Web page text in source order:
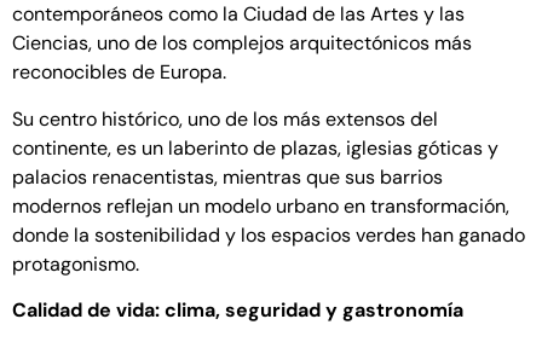
contemporáneos como la Ciudad de las Artes y las
Ciencias, uno de los complejos arquitectónicos más
reconocibles de Europa.
Su centro histórico, uno de los más extensos del
continente, es un laberinto de plazas, iglesias góticas y
palacios renacentistas, mientras que sus barrios
modernos reflejan un modelo urbano en transformación,
donde la sostenibilidad y los espacios verdes han ganado
protagonismo.
Calidad de vida: clima, seguridad y gastronomía